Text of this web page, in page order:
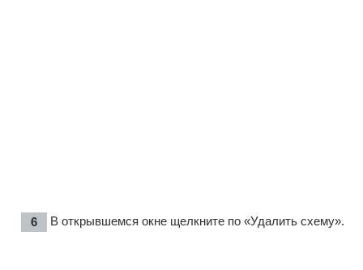
В открывшемся окне щелкните по «Удалить схему».